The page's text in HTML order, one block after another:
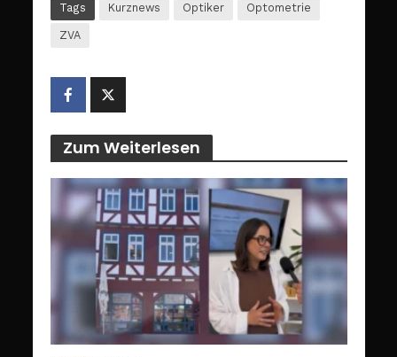
Tags Kurznews Optiker Optometrie
ZVA
Zum Weiterlesen